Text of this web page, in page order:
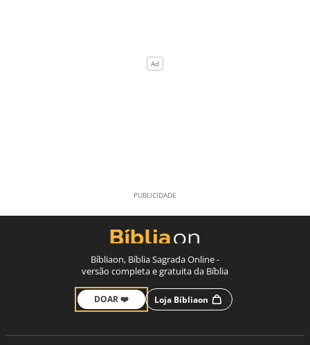
Bíbliaon, Bíblia Sagrada Online -
versão completa e gratuita da Bíblia
DOAR ❤️ Loja Bíbliaon